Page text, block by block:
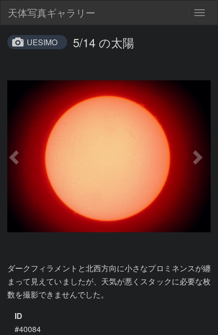
天体写真ギャラリー
UESIMO 5/14 の太陽
ダークフィラメントと北西方向に小さなプロミネンスが纏
まって見えていましたが、天気が悪くスタックに必要な枚
数を撮影できませんでした。
ID
#40084